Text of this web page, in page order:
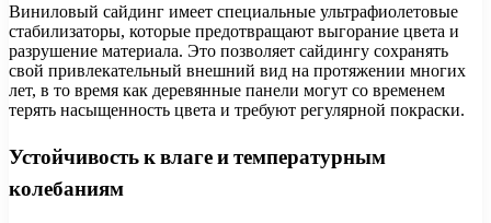
Виниловый сайдинг имеет специальные ультрафиолетовые
стабилизаторы, которые предотвращают выгорание цвета и
разрушение материала. Это позволяет сайдингу сохранять
свой привлекательный внешний вид на протяжении многих
лет, в то время как деревянные панели могут со временем
терять насыщенность цвета и требуют регулярной покраски.
Устойчивость к влаге и температурным
колебаниям